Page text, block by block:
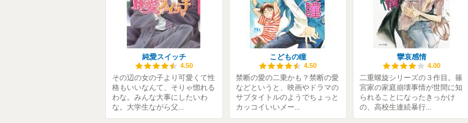
純愛スイッチ
4.50
その辺の女の子より可愛くて性
格もいいなんて、そりゃ惚れる
わな。みんな大事にしたいわ
な。大学生ながら父...
こどもの瞳
4.50
禁断の愛の二乗かも？禁断の愛
などというと、映画やドラマの
サブタイトルのようでちょっと
カッコイいいメー...
攣哀感情
4.00
二重螺旋シリーズの３作目。篠
宮家の家庭崩壊事情が世間に知
られることになったきっかけ
の、高校生連続暴行...